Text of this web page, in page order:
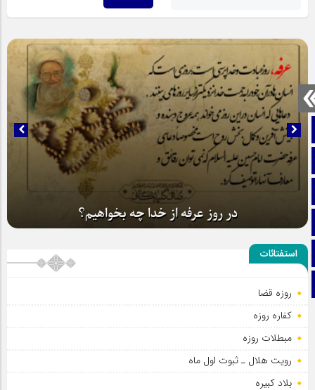
صفحه نخست
تماس با ما
آپارات
اینستاگرام
در روز عرفه از خدا چه بخواهیم؟
استفتائات
روزه قضا
کفاره روزه
مبطلات روزه
رویت هلال ـ ثبوت اول ماه
بلاد کبیره